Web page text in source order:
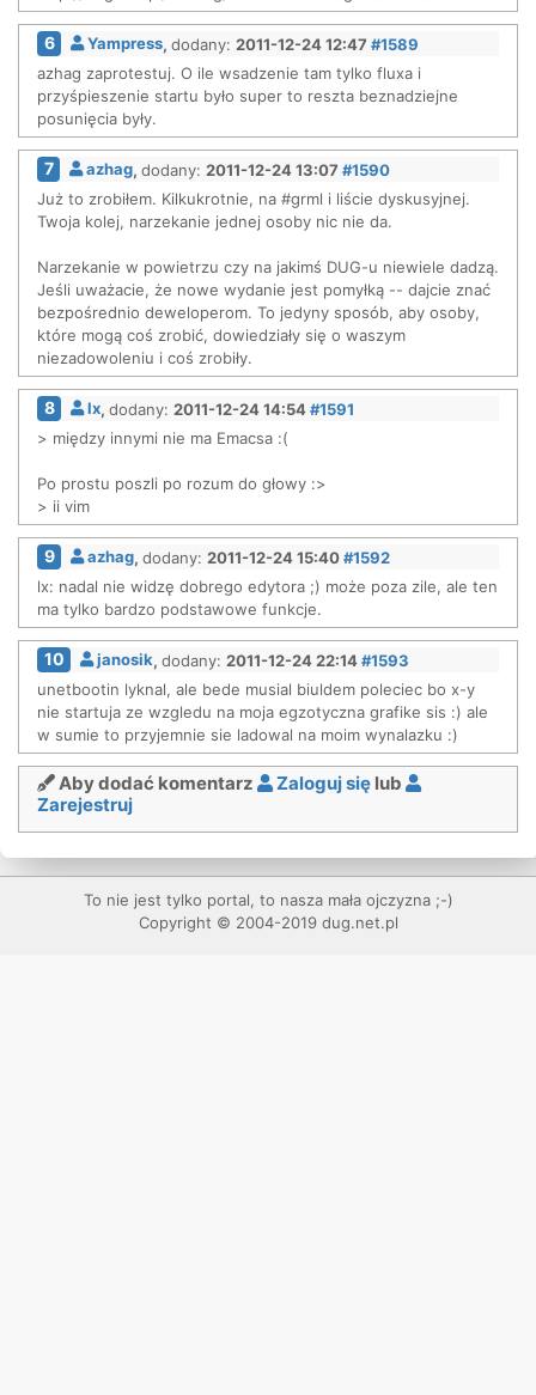
6 Yampress ,dodany: 2011-12-24 12:47#1589
azhag zaprotestuj. O ile wsadzenie tam tylko fluxa i
przyśpieszenie startu było super to reszta beznadziejne
posunięcia były.
7 azhag ,dodany: 2011-12-24 13:07#1590
Już to zrobiłem. Kilkukrotnie, na #grml i liście dyskusyjnej.
Twoja kolej, narzekanie jednej osoby nic nie da.
Narzekanie w powietrzu czy na jakimś DUG-u niewiele dadzą.
Jeśli uważacie, że nowe wydanie jest pomyłką -- dajcie znać
bezpośrednio deweloperom. To jedyny sposób, aby osoby,
które mogą coś zrobić, dowiedziały się o waszym
niezadowoleniu i coś zrobiły.
8 lx ,dodany: 2011-12-24 14:54#1591
> między innymi nie ma Emacsa :(
Po prostu poszli po rozum do głowy :>
> ii vim
9 azhag ,dodany: 2011-12-24 15:40#1592
lx: nadal nie widzę dobrego edytora ;) może poza zile, ale ten
ma tylko bardzo podstawowe funkcje.
10 janosik ,dodany: 2011-12-24 22:14#1593
unetbootin lyknal, ale bede musial biuldem poleciec bo x-y
nie startuja ze wzgledu na moja egzotyczna grafike sis :) ale
w sumie to przyjemnie sie ladowal na moim wynalazku :)
Aby dodać komentarz Zaloguj się lub
Zarejestruj
To nie jest tylko portal, to nasza mała ojczyzna ;-)
Copyright © 2004-2019 dug.net.pl